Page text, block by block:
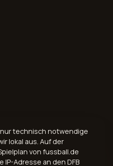
Bogel e.V.
technisch notwendige
lokal aus. Auf der
von fussball.de
IP-Adresse an den DFB